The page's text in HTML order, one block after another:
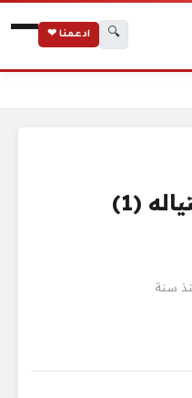
🔍 ادعمنا ❤
(1)
سنة